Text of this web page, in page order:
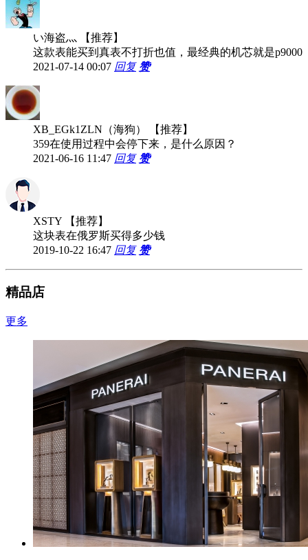
い海盗灬
【推荐】
这款表能买到真表不打折也值，最经典的机芯就是p9000
2021-07-14 00:07 回复 赞
XB_EGk1ZLN（海狗）
【推荐】
359在使用过程中会停下来，是什么原因？
2021-06-16 11:47 回复 赞
XSTY
【推荐】
这块表在俄罗斯买得多少钱
2019-10-22 16:47 回复 赞
精品店
更多